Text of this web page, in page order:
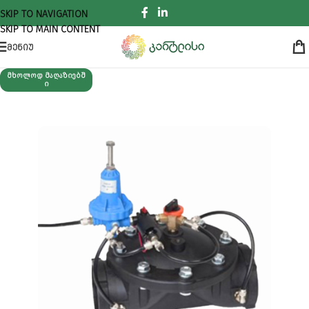
SKIP TO NAVIGATION
SKIP TO MAIN CONTENT
ᲛᲔᲜᲘᲣ
ᲛᲮᲝᲚᲝᲓ ᲛᲐᲦᲐᲖᲘᲔᲑᲨ
Ი